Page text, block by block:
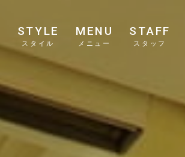
STYLE
スタイル
MENU
メニュー
STAFF
スタッフ